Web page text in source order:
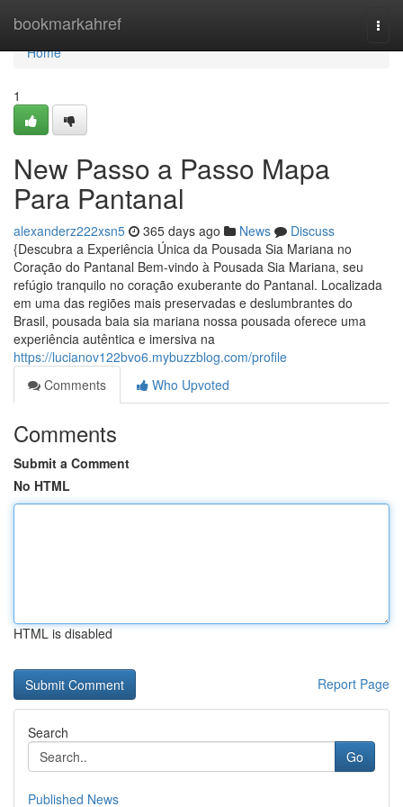
bookmarkahref
Home
Home
1
New Passo a Passo Mapa
Para Pantanal
alexanderz222xsn5 365 days ago News
Discuss
{Descubra a Experiência Única da Pousada Sia Mariana no
Coração do Pantanal Bem-vindo à Pousada Sia Mariana, seu
refúgio tranquilo no coração exuberante do Pantanal. Localizada
em uma das regiões mais preservadas e deslumbrantes do
Brasil, pousada baia sia mariana nossa pousada oferece uma
experiência autêntica e imersiva na
https://lucianov122bvo6.mybuzzblog.com/profile
Comments
Who Upvoted
Comments
Submit a Comment
No HTML
HTML is disabled
Report Page
Search
Go
Published News